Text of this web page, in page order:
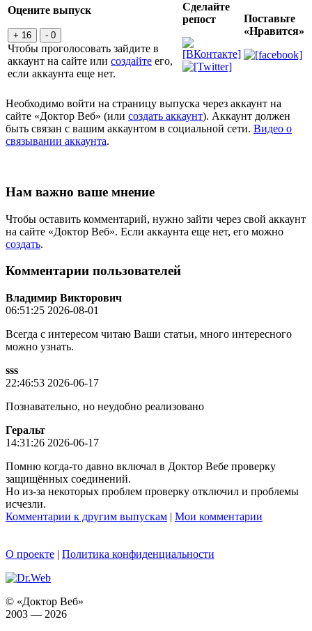
Оцените выпуск
+ 16 - 0
Чтобы проголосовать зайдите в
аккаунт на сайте или создайте его,
если аккаунта еще нет.
Сделайте
репост
Поставьте
«Нравится»
Необходимо войти на страницу выпуска через аккаунт на
сайте «Доктор Веб» (или создать аккаунт). Аккаунт должен
быть связан с вашим аккаунтом в социальной сети. Видео о
связывании аккаунта.
Нам важно ваше мнение
Чтобы оставить комментарий, нужно зайти через свой аккаунт
на сайте «Доктор Веб». Если аккаунта еще нет, его можно
создать.
Комментарии пользователей
Владимир Викторович
06:51:25 2026-08-01
Всегда с интересом читаю Ваши статьи, много интересного
можно узнать.
sss
22:46:53 2026-06-17
Познавательно, но неудобно реализовано
Геральт
14:31:26 2026-06-17
Помню когда-то давно включал в Доктор Вебе проверку
защищённых соединений.
Но из-за некоторых проблем проверку отключил и проблемы
исчезли.
Комментарии к другим выпускам | Мои комментарии
О проекте | Политика конфиденциальности
© «Доктор Веб»
2003 — 2026